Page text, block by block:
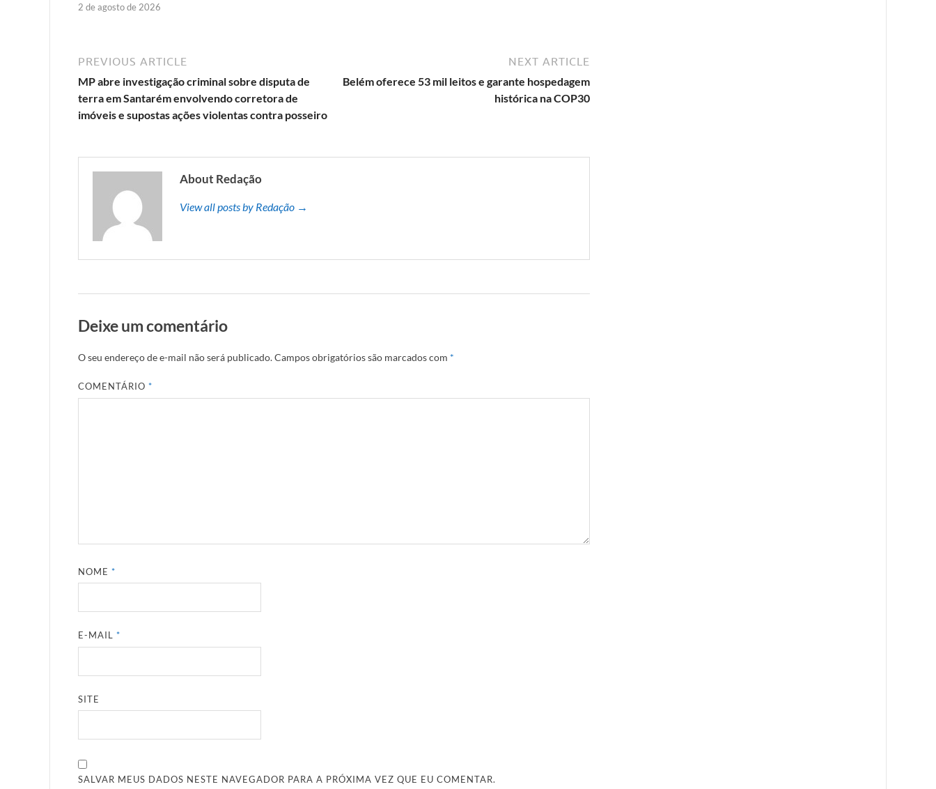
2 de agosto de 2026
PREVIOUS ARTICLE
MP abre investigação criminal sobre disputa de
terra em Santarém envolvendo corretora de
imóveis e supostas ações violentas contra posseiro
NEXT ARTICLE
Belém oferece 53 mil leitos e garante hospedagem
histórica na COP30
About Redação
View all posts by Redação →
Deixe um comentário
O seu endereço de e-mail não será publicado.Campos obrigatórios são marcados com *
COMENTÁRIO*
NOME*
E-MAIL*
SITE
SALVAR MEUS DADOS NESTE NAVEGADOR PARA A PRÓXIMA VEZ QUE EU COMENTAR.